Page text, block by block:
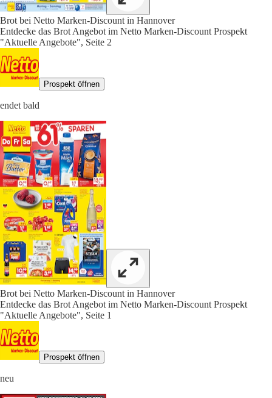
Brot bei Netto Marken-Discount in Hannover
Entdecke das Brot Angebot im Netto Marken-Discount Prospekt
"Aktuelle Angebote", Seite 2
Prospekt öffnen
endet bald
Brot bei Netto Marken-Discount in Hannover
Entdecke das Brot Angebot im Netto Marken-Discount Prospekt
"Aktuelle Angebote", Seite 1
Prospekt öffnen
neu